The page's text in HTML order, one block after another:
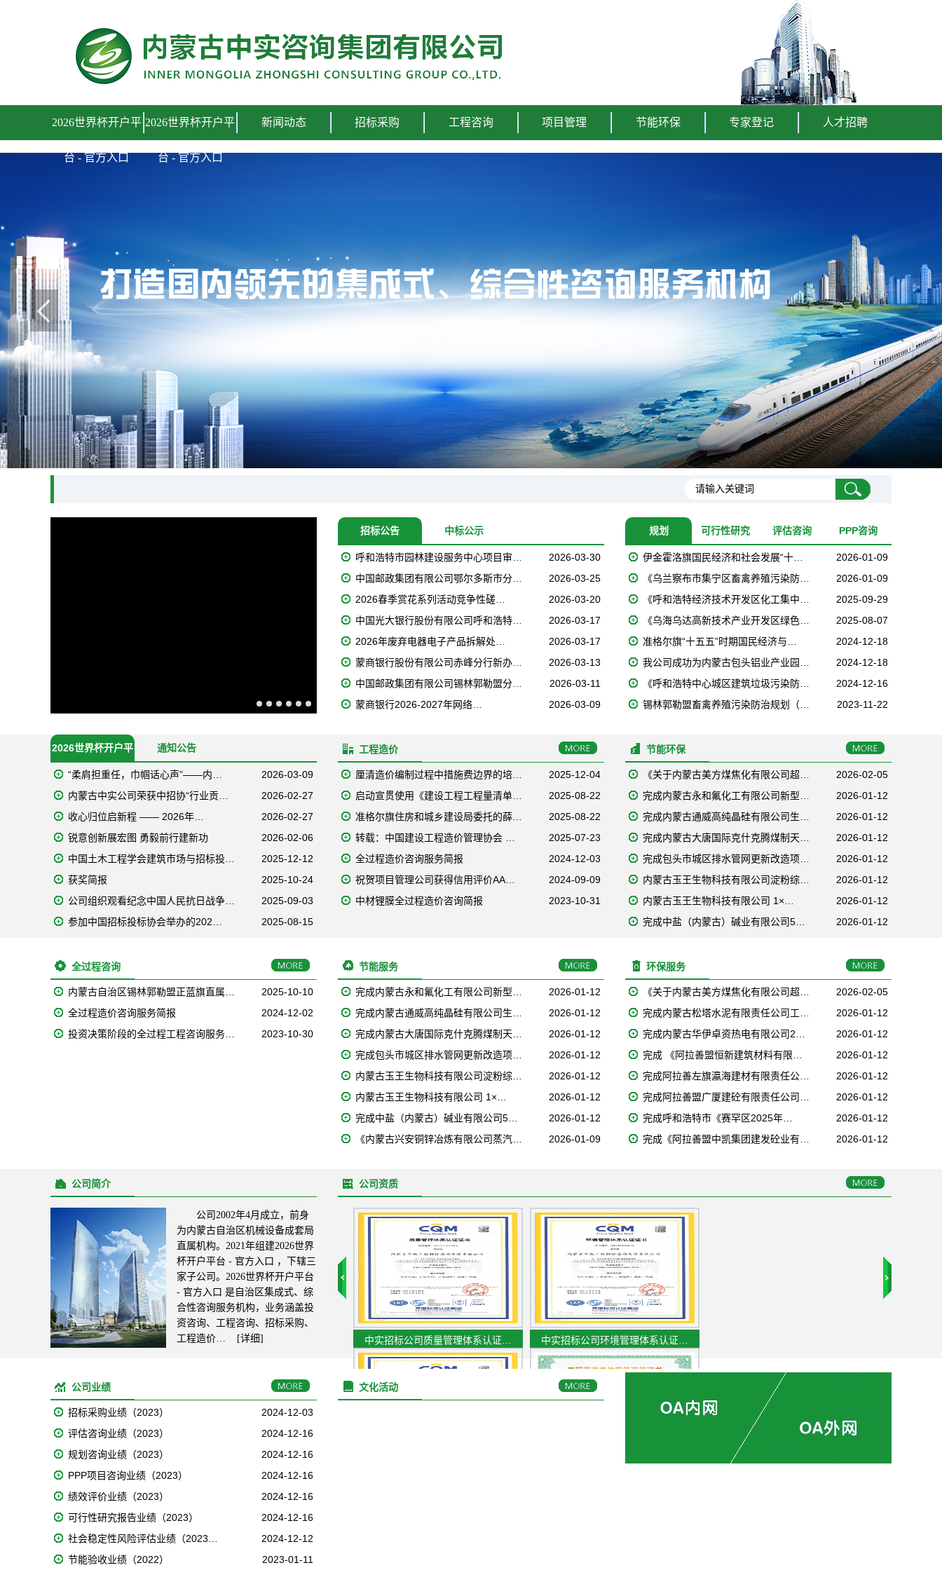
2026世界杯开户平
台 - 官方入口
2026世界杯开户平
台 - 官方入口
新闻动态 招标采购 工程咨询 项目管理 节能环保 专家登记 人才招聘
招标公告 中标公示
2026-03-30
呼和浩特市园林建设服务中心项目审…
2026-03-25
中国邮政集团有限公司鄂尔多斯市分…
2026-03-20
2026春季赏花系列活动竞争性磋…
2026-03-17
中国光大银行股份有限公司呼和浩特…
2026-03-17
2026年废弃电器电子产品拆解处…
2026-03-13
蒙商银行股份有限公司赤峰分行新办…
2026-03-11
中国邮政集团有限公司锡林郭勒盟分…
2026-03-09
蒙商银行2026-2027年网络…
规划 可行性研究 评估咨询 PPP咨询
2026-01-09
伊金霍洛旗国民经济和社会发展“十…
2026-01-09
《乌兰察布市集宁区畜禽养殖污染防…
2025-09-29
《呼和浩特经济技术开发区化工集中…
2025-08-07
《乌海乌达高新技术产业开发区绿色…
2024-12-18
准格尔旗“十五五”时期国民经济与…
2024-12-18
我公司成功为内蒙古包头铝业产业园…
2024-12-16
《呼和浩特中心城区建筑垃圾污染防…
2023-11-22
锡林郭勒盟畜禽养殖污染防治规划（…
2026世界杯开户平
台 - 官方入口
通知公告
2026-03-09
“柔肩担重任，巾帼话心声”——内…
2026-02-27
内蒙古中实公司荣获中招协“行业贡…
2026-02-27
收心归位启新程 —— 2026年…
2026-02-06
锐意创新展宏图 勇毅前行建新功
2025-12-12
中国土木工程学会建筑市场与招标投…
2025-10-24
获奖简报
2025-09-03
公司组织观看纪念中国人民抗日战争…
2025-08-15
参加中国招标投标协会举办的202…
工程造价
2025-12-04
厘清造价编制过程中措施费边界的培…
2025-08-22
启动宣贯使用《建设工程工程量清单…
2025-08-22
准格尔旗住房和城乡建设局委托的薛…
2025-07-23
转载：中国建设工程造价管理协会 …
2024-12-03
全过程造价咨询服务简报
2024-09-09
祝贺项目管理公司获得信用评价AA…
2023-10-31
中材锂膜全过程造价咨询简报
节能环保
2026-02-05
《关于内蒙古美方煤焦化有限公司超…
2026-01-12
完成内蒙古永和氟化工有限公司新型…
2026-01-12
完成内蒙古通威高纯晶硅有限公司生…
2026-01-12
完成内蒙古大唐国际克什克腾煤制天…
2026-01-12
完成包头市城区排水管网更新改造项…
2026-01-12
内蒙古玉王生物科技有限公司淀粉综…
2026-01-12
内蒙古玉王生物科技有限公司 1×…
2026-01-12
完成中盐（内蒙古）碱业有限公司5…
全过程咨询
2025-10-10
内蒙古自治区锡林郭勒盟正蓝旗直属…
2024-12-02
全过程造价咨询服务简报
2023-10-30
投资决策阶段的全过程工程咨询服务…
节能服务
2026-01-12
完成内蒙古永和氟化工有限公司新型…
2026-01-12
完成内蒙古通威高纯晶硅有限公司生…
2026-01-12
完成内蒙古大唐国际克什克腾煤制天…
2026-01-12
完成包头市城区排水管网更新改造项…
2026-01-12
内蒙古玉王生物科技有限公司淀粉综…
2026-01-12
内蒙古玉王生物科技有限公司 1×…
2026-01-12
完成中盐（内蒙古）碱业有限公司5…
2026-01-09
《内蒙古兴安铜锌冶炼有限公司蒸汽…
环保服务
2026-02-05
《关于内蒙古美方煤焦化有限公司超…
2026-01-12
完成内蒙古松塔水泥有限责任公司工…
2026-01-12
完成内蒙古华伊卓资热电有限公司2…
2026-01-12
完成 《阿拉善盟恒新建筑材料有限…
2026-01-12
完成阿拉善左旗瀛海建材有限责任公…
2026-01-12
完成阿拉善盟广厦建砼有限责任公司…
2026-01-12
完成呼和浩特市《赛罕区2025年…
2026-01-12
完成《阿拉善盟中凯集团建发砼业有…
公司简介
公司2002年4月成立，前身
为内蒙古自治区机械设备成套局
直属机构。2021年组建2026世界
杯开户平台 - 官方入口 ，下辖三
家子公司。2026世界杯开户平台
- 官方入口 是自治区集成式、综
合性咨询服务机构，业务涵盖投
资咨询、工程咨询、招标采购、
工程造价…
[详细]
公司资质
中实招标公司质量管理体系认证… 中实招标公司环境管理体系认证…
公司业绩
2024-12-03
招标采购业绩（2023）
2024-12-16
评估咨询业绩（2023）
2024-12-16
规划咨询业绩（2023）
2024-12-16
PPP项目咨询业绩（2023）
2024-12-16
绩效评价业绩（2023）
2024-12-16
可行性研究报告业绩（2023）
2024-12-12
社会稳定性风险评估业绩（2023…
2023-01-11
节能验收业绩（2022）
文化活动